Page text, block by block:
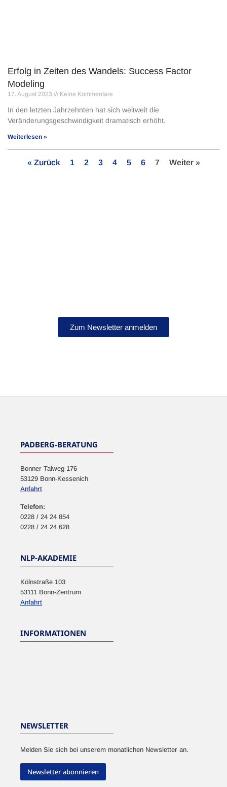
Erfolg in Zeiten des Wandels: Success Factor
Modeling
17. August 2023 Keine Kommentare
In den letzten Jahrzehnten hat sich weltweit die
Veränderungsgeschwindigkeit dramatisch erhöht.
Weiterlesen »
« Zurück 1 2 3 4 5 6 7 Weiter »
Zum Newsletter anmelden
NEWSLETTER
PADBERG-BERATUNG
Bonner Talweg 176
53129 Bonn-Kessenich
Anfahrt
Telefon:
0228 / 24 24 854
0228 / 24 24 628
NLP-AKADEMIE
Kölnstraße 103
53111 Bonn-Zentrum
Anfahrt
INFORMATIONEN
NEWSLETTER
Melden Sie sich bei unserem monatlichen Newsletter an.
Newsletter abonnieren